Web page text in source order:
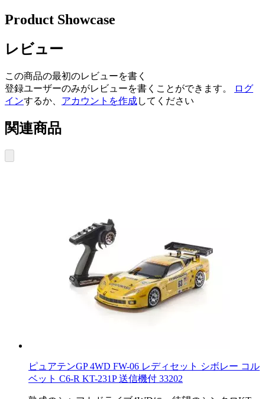
Product Showcase
レビュー
この商品の最初のレビューを書く
登録ユーザーのみがレビューを書くことができます。
ログ
インするか、 アカウントを作成してください
関連商品
ピュアテンGP 4WD FW-06 レディセット シボレー コル
ベット C6-R KT-231P 送信機付 33202